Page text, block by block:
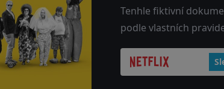
Tenhle fiktivní
podle vlastních